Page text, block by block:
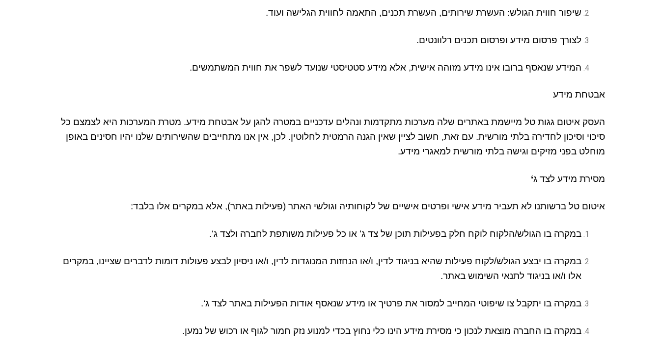
שיפור חווית הגולש: העשרת שירותים, העשרת תכנים, התאמה לחווית הגלישה ועוד.
לצורך פרסום מידע ופרסום תכנים רלוונטים.
המידע שנאסף ברובו אינו מידע מזוהה אישית, אלא מידע סטטיסטי שנועד לשפר את חווית המשתמשים.
אבטחת מידע
העסק איטום גגות טל מיישמת באתרים שלה מערכות מתקדמות ונהלים עדכניים במטרה להגן על אבטחת מידע. מטרת המערכות היא לצמצם כל
סיכוי וסיכון לחדירה בלתי מורשית. עם זאת, חשוב לציין שאין הגנה הרמטית לחלוטין. לכן, אין אנו מתחייבים שהשירותים שלנו יהיו חסינים באופן
מוחלט בפני מזיקים וגישה בלתי מורשית למאגרי מידע.
מסירת מידע לצד ג‘
איטום טל ברשותנו לא תעביר מידע אישי ופרטים אישיים של לקוחותיה וגולשי האתר (פעילות באתר), אלא במקרים אלו בלבד:
במקרה בו הגולש/הלקוח לוקח חלק בפעילות תוכן של צד ג‘ או כל פעילות משותפת לחברה ולצד ג‘.
במקרה בו יבצע הגולש/לקוח פעילות שהיא בניגוד לדין, ו/או הנחזות המנוגדות לדין, ו/או ניסיון לבצע פעולות דומות לדברים שציינו, במקרים
אלו ו/או בניגוד לתנאי השימוש באתר.
במקרה בו יתקבל צו שיפוטי המחייב למסור את פרטיך או מידע שנאסף אודות הפעילות באתר לצד ג‘.
במקרה בו החברה מוצאת לנכון כי מסירת מידע הינו כלי נחוץ בכדי למנוע נזק חמור לגוף או רכוש של נמען.